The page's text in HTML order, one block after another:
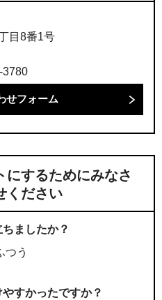
目8番1号
3780
にするためにみなさ
ください
ましたか？
つう
すかったですか？